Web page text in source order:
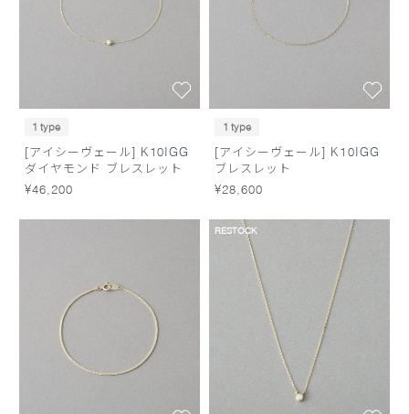
1 type
[アイシーヴェール] K10IGG
ダイヤモンド ブレスレット
¥46,200
1 type
[アイシーヴェール] K10IGG
ブレスレット
¥28,600
RESTOCK